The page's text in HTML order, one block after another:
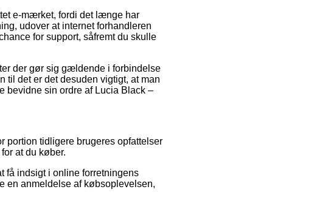
e-mærket, fordi det længe har
udover at internet forhandleren
for support, såfremt du skulle
der gør sig gældende i forbindelse
til det er det desuden vigtigt, at man
bevidne sin ordre af Lucia Black –
portion tidligere brugeres opfattelser
at du køber.
få indsigt i online forretningens
en anmeldelse af købsoplevelsen,